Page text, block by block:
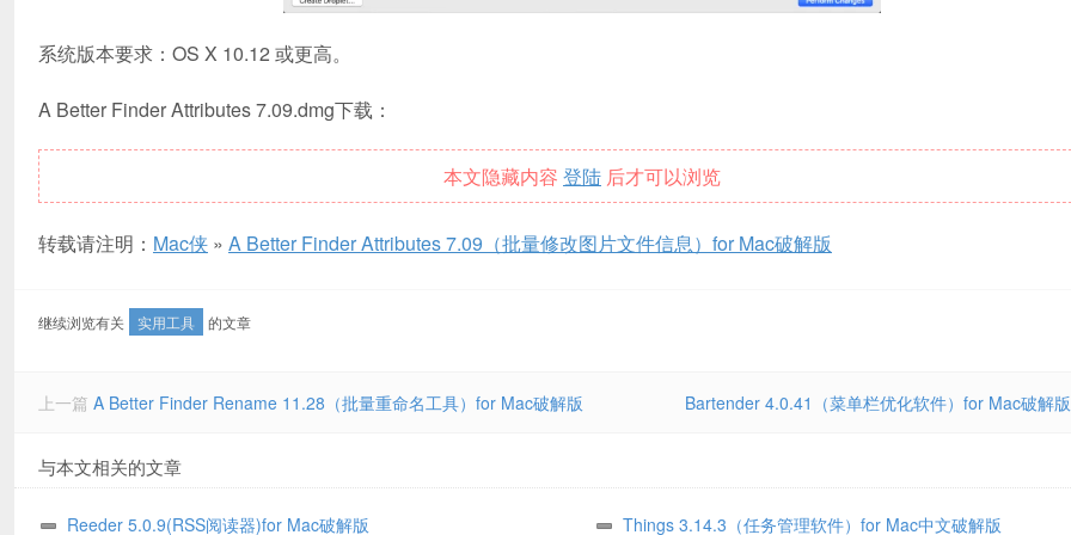
系统版本要求：OS X 10.12 或更高。
A Better Finder Attributes 7.09.dmg下载：
本文隐藏内容 登陆 后才可以浏览
转载请注明： Mac侠 » A Better Finder Attributes 7.09（批量修改图片文件信息）for Mac破解版
继续浏览有关 实用工具 的文章
上一篇 A Better Finder Rename 11.28（批量重命名工具）for Mac破解版 Bartender 4.0.41（菜单栏优化软件）for Mac破解版
与本文相关的文章
Reeder 5.0.9(RSS阅读器)for Mac破解版 Things 3.14.3（任务管理软件）for Mac中文破解版